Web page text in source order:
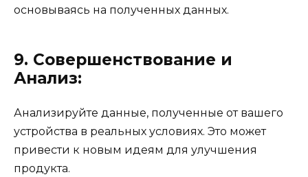
основываясь на полученных данных.
9. Совершенствование и
Анализ:
Анализируйте данные, полученные от вашего
устройства в реальных условиях. Это может
привести к новым идеям для улучшения
продукта.